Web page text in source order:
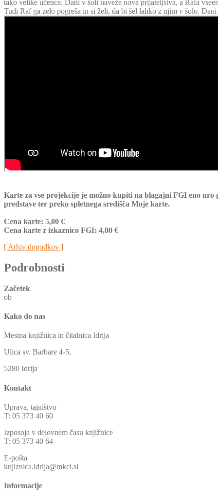
tako velike učence. Dani v šoli naveže nova prijateljstva, a Rafa
Tudi Raf ga zelo pogreša in si želi, da bi šel lahko z njim v šolo.
Karte za vse projekcije je možno kupiti na blagajni FGI eno uro
predstave ter preko spletnega središča Moje karte.
Cena karte: 5,00 €
Cena karte z izkaznico FGI: 4,00 €
[ Arhiv dogodkov ]
Podrobnosti
Začetek
ob
Kako do nas
Mestna knjižnica in čitalnica Idrija
Ulica sv. Barbare 4-5,
5280 Idrija
Kontakt
Uprava, tajništvo
T: 05 373 40 60
Izposoja v delovnem času knjižnice
T: 05 373 40 64
E-pošta
knjiznica.idrija@mkci.si
Informacije